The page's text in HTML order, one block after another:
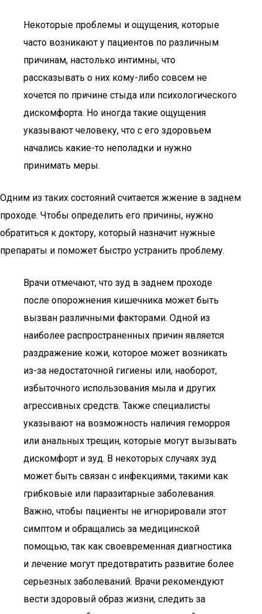
Некоторые проблемы и ощущения, которые
часто возникают у пациентов по различным
причинам, настолько интимны, что
рассказывать о них кому-либо совсем не
хочется по причине стыда или психологического
дискомфорта. Но иногда такие ощущения
указывают человеку, что с его здоровьем
начались какие-то неполадки и нужно
принимать меры.
Одним из таких состояний считается жжение в заднем
проходе. Чтобы определить его причины, нужно
обратиться к доктору, который назначит нужные
препараты и поможет быстро устранить проблему.
Врачи отмечают, что зуд в заднем проходе
после опорожнения кишечника может быть
вызван различными факторами. Одной из
наиболее распространенных причин является
раздражение кожи, которое может возникать
из-за недостаточной гигиены или, наоборот,
избыточного использования мыла и других
агрессивных средств. Также специалисты
указывают на возможность наличия геморроя
или анальных трещин, которые могут вызывать
дискомфорт и зуд. В некоторых случаях зуд
может быть связан с инфекциями, такими как
грибковые или паразитарные заболевания.
Важно, чтобы пациенты не игнорировали этот
симптом и обращались за медицинской
помощью, так как своевременная диагностика
и лечение могут предотвратить развитие более
серьезных заболеваний. Врачи рекомендуют
вести здоровый образ жизни, следить за